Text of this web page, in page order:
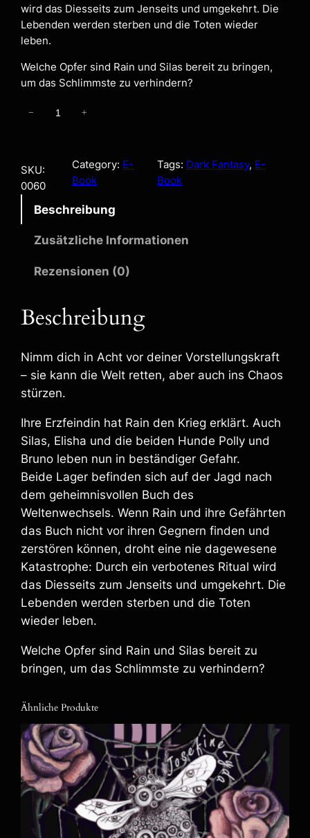
wird das Diesseits zum Jenseits und umgekehrt. Die
Lebenden werden sterben und die Toten wieder
leben.
Welche Opfer sind Rain und Silas bereit zu bringen,
um das Schlimmste zu verhindern?
ä
u
t
e
b
e
n
B
u
c
h
–
E
-
B
o
o
k
M
n
g
− +
SKU:
0060
Category: E-
Book
Tags: Dark Fantasy, E-
Book
Beschreibung
Zusätzliche Informationen
Rezensionen (0)
Beschreibung
Nimm dich in Acht vor deiner Vorstellungskraft
– sie kann die Welt retten, aber auch ins Chaos
stürzen.
Ihre Erzfeindin hat Rain den Krieg erklärt. Auch
Silas, Elisha und die beiden Hunde Polly und
Bruno leben nun in beständiger Gefahr.
Beide Lager befinden sich auf der Jagd nach
dem geheimnisvollen Buch des
Weltenwechsels. Wenn Rain und ihre Gefährten
das Buch nicht vor ihren Gegnern finden und
zerstören können, droht eine nie dagewesene
Katastrophe: Durch ein verbotenes Ritual wird
das Diesseits zum Jenseits und umgekehrt. Die
Lebenden werden sterben und die Toten
wieder leben.
Welche Opfer sind Rain und Silas bereit zu
bringen, um das Schlimmste zu verhindern?
Ähnliche Produkte